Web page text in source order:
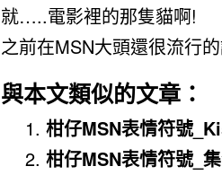
就…..電影裡的那隻貓啊!
之前在MSN大頭還很流行
與本文類似的文章：
柑仔MSN表情符號
柑仔MSN表情符號_